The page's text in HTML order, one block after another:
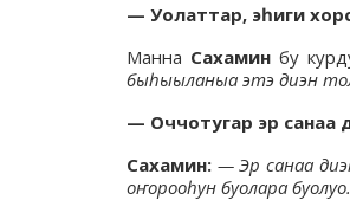
— Уолаттар, эһиги
Манна Сахамин бу
быһыыланыа этэ диэн
— Оччотугар эр санаа
Сахамин: — Эр санаа
оҥорооһун буолара буолуо.